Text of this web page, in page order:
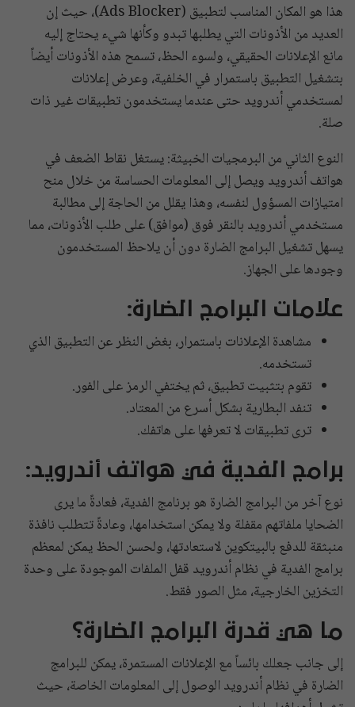
هذا هو المكان المناسب لتطبيق (Ads Blocker)، حيث إن
العديد من الأذونات التي يطلبها تبدو وكأنها شيء يحتاج إليه
مانع الإعلانات الحقيقي، ولسوء الحظ، تسمح هذه الأذونات أيضاً
بتشغيل التطبيق باستمرار في الخلفية، وعرض إعلانات
لمستخدمي أندرويد حتى عندما يستخدمون تطبيقات غير ذات
صلة.
النوع الثاني من البرمجيات الخبيثة: يستغل نقاط الضعف في
هواتف أندرويد ويصل إلى المعلومات الحساسة من خلال منح
امتيازات المسؤول لنفسه، وهذا يقلل من الحاجة إلى مطالبة
مستخدمي أندرويد بالنقر فوق (موافق) على طلب الأذونات، مما
يسهل تشغيل البرامج الضارة دون أن يلاحظ المستخدمون
وجودها على الجهاز.
علامات البرامج الضارة:
مشاهدة الإعلانات باستمرار، بغض النظر عن التطبيق الذي
تستخدمه.
تقوم بتثبيت تطبيق، ثم يختفي الرمز على الفور.
تنفد البطارية بشكل أسرع من المعتاد.
ترى تطبيقات لا تعرفها على هاتفك.
برامج الفدية في هواتف أندرويد:
نوع آخر من البرامج الضارة هو برنامج الفدية، فعادةً ما يرى
الضحايا ملفاتهم مقفلة ولا يمكن استخدامها، وعادةً تتطلب نافذة
منبثقة للدفع بالبيتكوين لاستعادتها، ولحسن الحظ يمكن لمعظم
برامج الفدية في نظام أندرويد قفل الملفات الموجودة على وحدة
التخزين الخارجية، مثل الصور فقط.
ما هي قدرة البرامج الضارة؟
إلى جانب جعلك بائساً مع الإعلانات المستمرة، يمكن للبرامج
الضارة في نظام أندرويد الوصول إلى المعلومات الخاصة، حيث